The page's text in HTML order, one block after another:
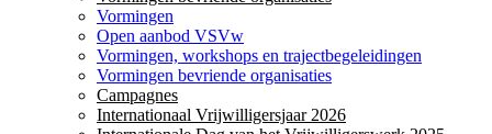
Vormingen
Open aanbod VSVw
Vormingen, workshops en trajectbegeleidingen
Vormingen bevriende organisaties
Campagnes
Internationaal Vrijwilligersjaar 2026